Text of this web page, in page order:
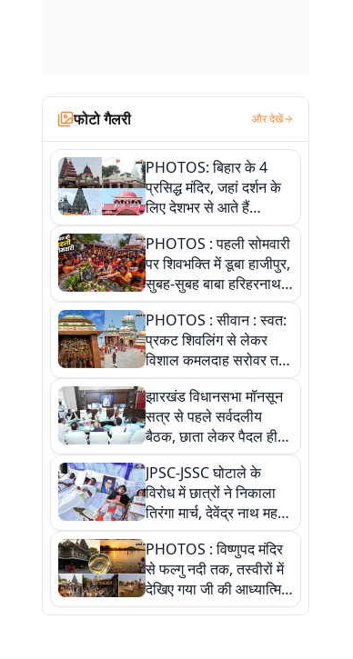
फोटो गैलरी और देखें
PHOTOS: बिहार के 4
प्रसिद्ध मंदिर, जहां दर्शन के
लिए देशभर से आते हैं
श्रद्धालु, जानिए इनकी
खासियत
PHOTOS : पहली सोमवारी
पर शिवभक्ति में डूबा हाजीपुर,
सुबह-सुबह बाबा हरिहरनाथ
मंदिर पहुंचे तेजस्वी, 10
तस्वीरों में देखें नजारा
PHOTOS : सीवान : स्वत:
प्रकट शिवलिंग से लेकर
विशाल कमलदाह सरोवर तक,
10 तस्वीरों में देखें ऐतिहासिक
महेंद्रनाथ मंदिर और घंटाघर
की गाथा
झारखंड विधानसभा मॉनसून
सत्र से पहले सर्वदलीय
बैठक, छाता लेकर पैदल ही
सत्ता पक्ष की मीटिंग में पहुंचे
सीएम, देखें तस्वीरें
JPSC-JSSC घोटाले के
विरोध में छात्रों ने निकाला
तिरंगा मार्च, देवेंद्र नाथ महतो
ने किया जल ग्रहण, देखें
तस्वीरें
PHOTOS : विष्णुपद मंदिर
से फल्गु नदी तक, तस्वीरों में
देखिए गया जी की आध्यात्मिक
पहचान